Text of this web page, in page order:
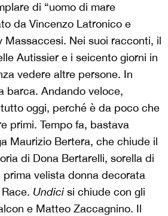
di “uomo di mare
da Vincenzo Latronico e
Massaccesi. Nei suoi racconti, il
Autissier e i seicento giorni in
vedere altre persone. In
barca. Andando veloce,
oggi, perché è da poco che
primi. Tempo fa, bastava
Maurizio Bertera, che chiude il
di Dona Bertarelli, sorella di
prima velista donna decorata
Undici si chiude con gli
e Matteo Zaccagnino. Il